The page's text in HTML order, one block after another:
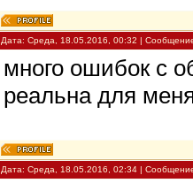
Дата: Среда, 18.05.2016, 00:32 |
много ошибок с
реальнa для
Дата: Среда, 18.05.2016, 02:34 |